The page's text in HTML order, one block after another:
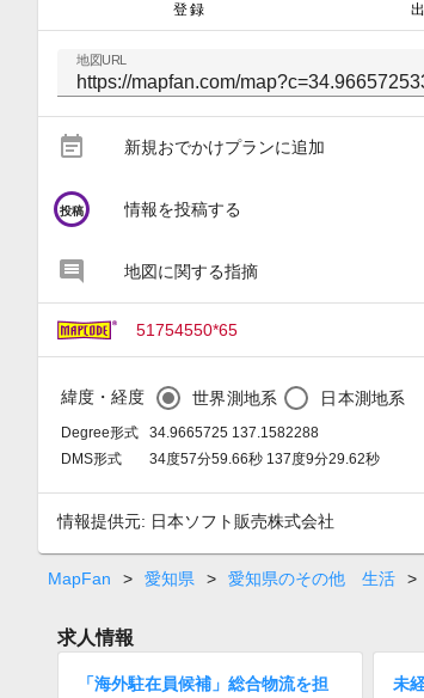
登録
地図URL
event_note 新規おでかけプランに追加
circle
投稿 情報を投稿する
地図に関する指摘
51754550*65
緯度・経度 世界測地系 日本測地系
Degree形式
34.9665725 137.1582288
DMS形式
34度57分59.66秒 137度9分29.62秒
情報提供元: 日本ソフト販売株式会社
MapFan > 愛知県 > 愛知県のその他 生活 >
求人情報
「海外駐在員候補」総合物流を担
未